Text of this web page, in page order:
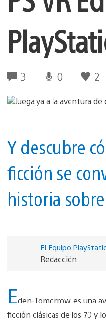
3 0 2
Y descubre
ficción se
historia
El Equipo
Redacción
Eden-Tomorrow, es una
ficción clásicas de los 70 y